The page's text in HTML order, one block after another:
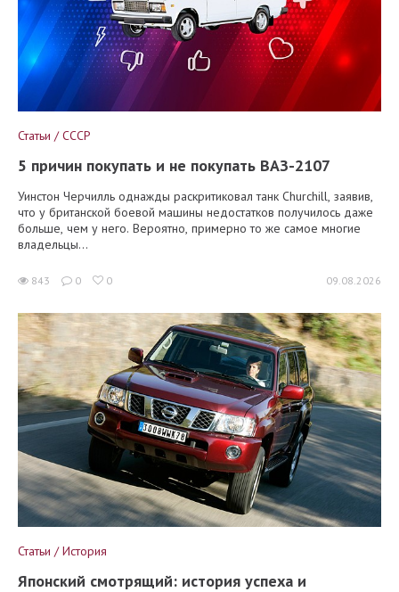
Статьи / СССР
5 причин покупать и не покупать ВАЗ-2107
Уинстон Черчилль однажды раскритиковал танк Churchill, заявив,
что у британской боевой машины недостатков получилось даже
больше, чем у него. Вероятно, примерно то же самое многие
владельцы...
843 0 0 09.08.2026
Статьи / История
Японский смотрящий: история успеха и